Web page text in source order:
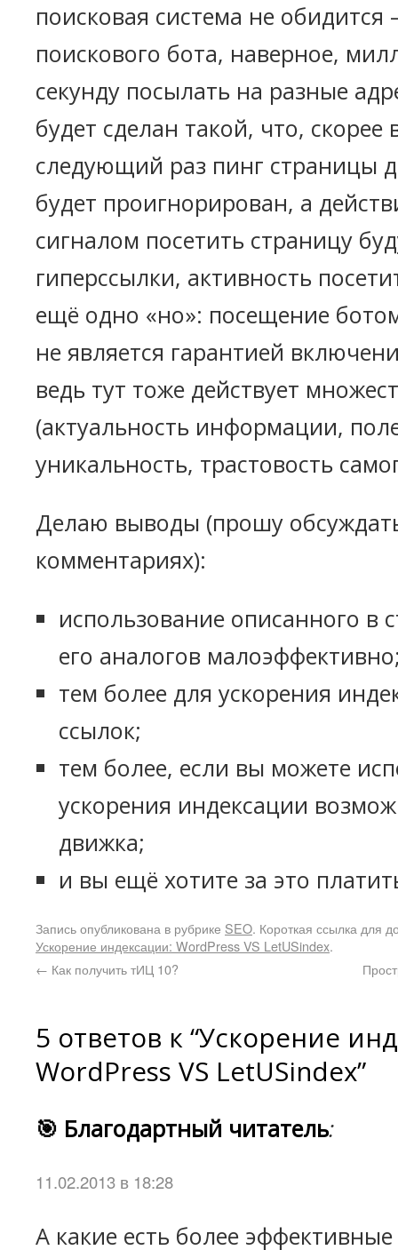
поисковая система не
поискового бота, наверное,
секунду посылать на разные
будет сделан такой, что, скорее
следующий раз пинг страницы
будет проигнорирован, а
сигналом посетить страницу
гиперссылки, активность
ещё одно «но»: посещение
не является гарантией
ведь тут тоже действует
(актуальность информации,
уникальность, трастовость
Делаю выводы (прошу
комментариях):
использование описанного в
его аналогов
тем более для ускорения
ссылок;
тем более, если вы можете
ускорения индексации
движка;
и вы ещё хотите за это
Запись опубликована в рубрике SEO. Короткая ссылка для
Ускорение индексации: WordPress VS LetUSindex.
← Как получить тИЦ 10?
5 ответов к “Ускорение
WordPress VS LetUSindex”
🎯 Благодартный читатель:
11.02.2013 в 18:28
А какие есть более